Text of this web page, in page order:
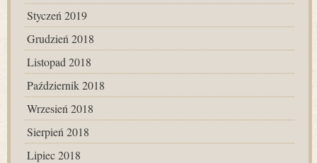
Styczeń 2019
Grudzień 2018
Listopad 2018
Październik 2018
Wrzesień 2018
Sierpień 2018
Lipiec 2018